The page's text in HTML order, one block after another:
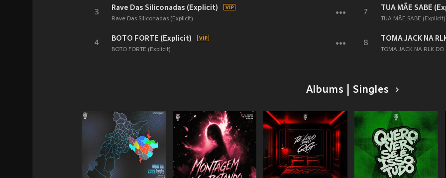
3
Rave Das Siliconadas (Explicit)
Rave Das Siliconadas (Explicit)
4
BOTO FORTE (Explicit)
BOTO FORTE (Explicit)
7
TUA MÃE SABE
TUA MÃE SABE (Explicit)
8
TOMA JACK NA
TOMA JACK NA RLK
Albums | Singles